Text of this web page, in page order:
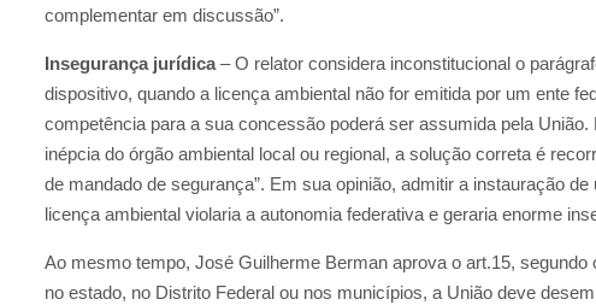
complementar em discussão”.
Insegurança jurídica– O relator considera inconstitucional o
dispositivo, quando a licença ambiental não for emitida por um ente
competência para a sua concessão poderá ser assumida pela
inépcia do órgão ambiental local ou regional, a solução correta é
de mandado de segurança”. Em sua opinião, admitir a instauração
licença ambiental violaria a autonomia federativa e geraria enorme
Ao mesmo tempo, José Guilherme Berman aprova o art.15, segundo
no estado, no Distrito Federal ou nos municípios, a União deve